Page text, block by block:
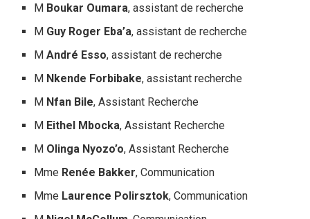
M Boukar Oumara, assistant de recherche
M Guy Roger Eba’a, assistant de recherche
MAndré Esso, assistant de recherche
M Nkende Forbibake, assistant recherche
M Nfan Bile, Assistant Recherche
M Eithel Mbocka, Assistant Recherche
M Olinga Nyozo’o, Assistant Recherche
Mme Renée Bakker, Communication
Mme Laurence Polirsztok, Communication